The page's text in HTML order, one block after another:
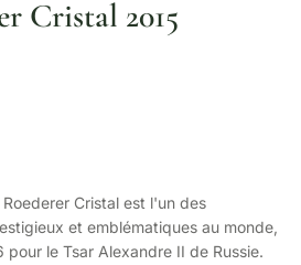
Cristal 2015
Roederer Cristal est l'un des
et emblématiques au monde,
pour le Tsar Alexandre II de Russie.